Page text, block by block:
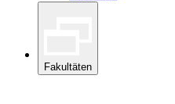
Fakultäten